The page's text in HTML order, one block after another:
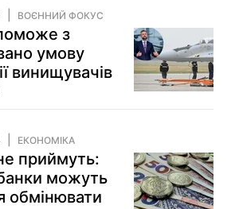
ВОЄННИЙ ФОКУС
з
умову
винищувачів
ЕКОНОМІКА
приймуть:
можуть
обмінювати